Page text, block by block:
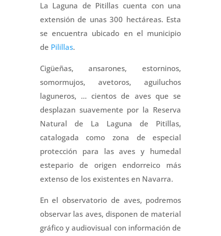
La Laguna de Pitillas cuenta con una
extensión de unas 300 hectáreas. Esta
se encuentra ubicado en el municipio
de Pilillas.
Cigüeñas, ansarones, estorninos,
somormujos, avetoros, aguiluchos
laguneros, … cientos de aves que se
desplazan suavemente por la Reserva
Natural de La Laguna de Pitillas,
catalogada como zona de especial
protección para las aves y humedal
estepario de origen endorreico más
extenso de los existentes en Navarra.
En el observatorio de aves, podremos
observar las aves, disponen de material
gráfico y audiovisual con información de